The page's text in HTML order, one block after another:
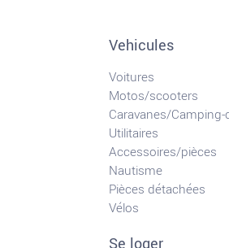
Vehicules
Voitures
Motos/scooters
Caravanes/Camping-
Utilitaires
Accessoires/pièces
Nautisme
Pièces détachées
Vélos